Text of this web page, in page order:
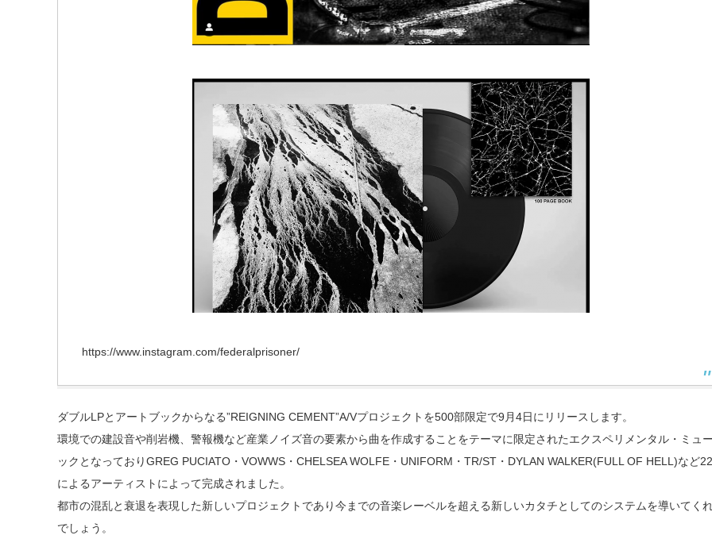
https://www.instagram.com/federalprisoner/
ダブルLPとアートブックからなる”REIGNING CEMENT”A/Vプロジェクトを500部限定で9月4日にリリースします。
環境での建設音や削岩機、警報機など産業ノイズ音の要素から曲を作成することをテーマに限定されたエクスペリメンタル・ミュ
ックとなっておりGREG PUCIATO・VOWWS・CHELSEA WOLFE・UNIFORM・TR/ST・DYLAN WALKER(FULL OF HELL)など
によるアーティストによって完成されました。
都市の混乱と衰退を表現した新しいプロジェクトであり今までの音楽レーベルを超える新しいカタチとしてのシステムを導いてく
でしょう。